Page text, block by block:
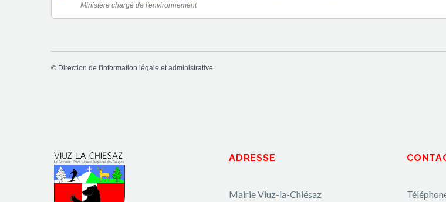
Ministère chargé de l'environnement
© Direction de l'information légale et administrative
ADRESSE
Mairie Viuz-la-Chiésaz